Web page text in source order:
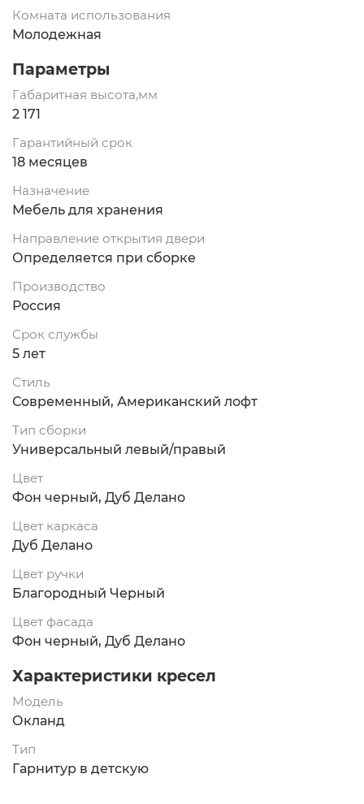
Комната использования
Молодежная
Параметры
Габаритная высота,мм
2 171
Гарантийный срок
18 месяцев
Назначение
Мебель для хранения
Направление открытия двери
Определяется при сборке
Производство
Россия
Срок службы
5 лет
Стиль
Современный, Американский лофт
Тип сборки
Универсальный левый/правый
Цвет
Фон черный, Дуб Делано
Цвет каркаса
Дуб Делано
Цвет ручки
Благородный Черный
Цвет фасада
Фон черный, Дуб Делано
Характеристики кресел
Модель
Окланд
Тип
Гарнитур в детскую